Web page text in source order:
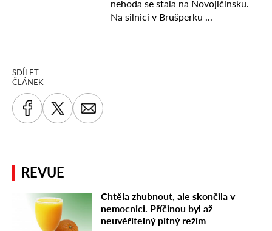
SDÍLET
ČLÁNEK
REVUE
Chtěla zhubnout, ale skončila v
nemocnici. Příčinou byl až
neuvěřitelný pitný režim